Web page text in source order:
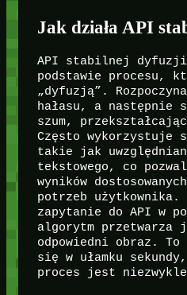
Jak działa API
API stabilnej dyfuzji
podstawie procesu,
„dyfuzją”.
hałasu, a następnie
szum,
Często wykorzystuje
takie jak
tekstowego, co
wyników
potrzeb użytkownika.
zapytanie do API w
algorytm przetwarza
odpowiedni obraz.
się w ułamku
proces jest